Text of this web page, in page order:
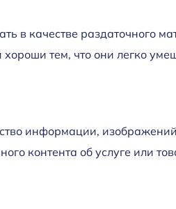
в качестве раздаточного
тем, что они легко
информации,
контента об услуге или